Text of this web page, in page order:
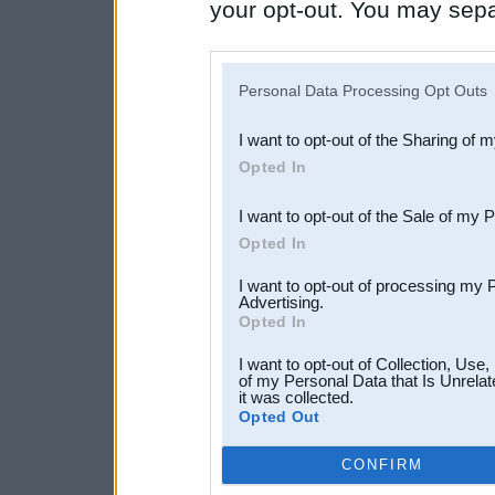
your opt-out. You may
Downstream Participants
third parties.
Personal Data Processing Opt Outs
I want to opt-out of the Sharing of
Opted In
I want to opt-out of the Sale of my
Opted In
I want to opt-out of processing my
Advertising.
Opted In
I want to opt-out of Collection,
of my Personal Data that Is
it was collected.
Opted Out
CONFIRM